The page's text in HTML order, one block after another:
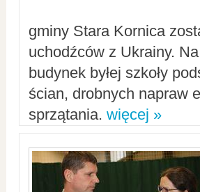
gminy Stara Kornica
uchodźców z Ukrainy.
budynek byłej szkoły
ścian, drobnych napraw
sprzątania. więcej »